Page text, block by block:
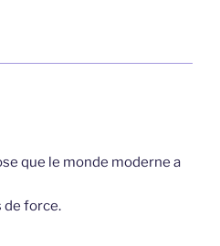
que le monde moderne a
de force.